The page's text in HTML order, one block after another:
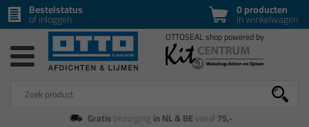
0 producten
in winkelwagen
Bestelstatus
of inloggen
Gratisbezorging in NL & BEvanaf75,-